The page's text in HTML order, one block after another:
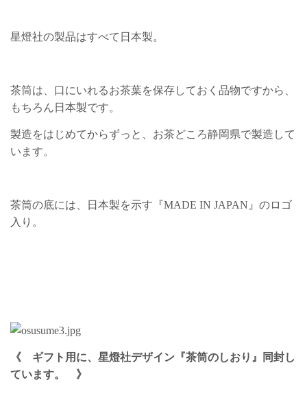
星燈社の製品はすべて日本製。
茶筒は、口にいれるお茶葉を保存しておく品物ですから、
もちろん日本製です。
製造をはじめてからずっと、お茶どころ静岡県で製造して
います。
茶筒の底には、日本製を示す『MADE IN JAPAN』のロゴ
入り。
《
ギフト用に、星燈社デザイン『茶筒のしおり』同封し
ています。 》